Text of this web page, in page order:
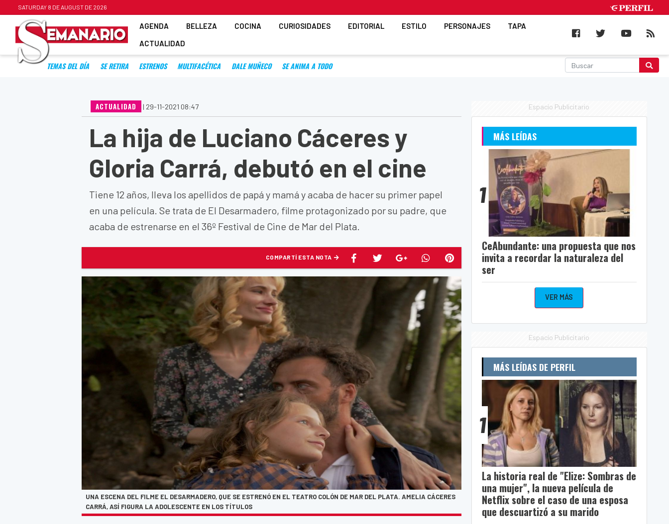
SATURDAY 8 DE AUGUST DE 2026
AGENDA BELLEZA COCINA CURIOSIDADES EDITORIAL ESTILO PERSONAJES
TAPA
ACTUALIDAD
TEMAS DEL DÍA SE RETIRA ESTRENOS MULTIFACÉTICA DALE MUÑECO SE ANIMA A TODO
ACTUALIDAD | 29-11-2021 08:47
La hija de Luciano Cáceres y
Gloria Carrá, debutó en el cine
Tiene 12 años, lleva los apellidos de papá y mamá y acaba de hacer su primer papel
en una película. Se trata de El Desarmadero, filme protagonizado por su padre, que
acaba de estrenarse en el 36º Festival de Cine de Mar del Plata.
COMPARTÍ ESTA NOTA
UNA ESCENA DEL FILME EL DESARMADERO, QUE SE ESTRENÓ EN EL TEATRO COLÓN DE MAR DEL PLATA. AMELIA CÁCERES
CARRÁ, ASÍ FIGURA LA ADOLESCENTE EN LOS TÍTULOS
Espacio Publicitario
MÁS LEÍDAS
1
CeAbundante: una propuesta que nos
invita a recordar la naturaleza del
ser
VER MÁS
Espacio Publicitario
MÁS LEÍDAS DE PERFIL
1
La historia real de "Elize: Sombras de
una mujer", la nueva película de
Netflix sobre el caso de una esposa
que descuartizó a su marido